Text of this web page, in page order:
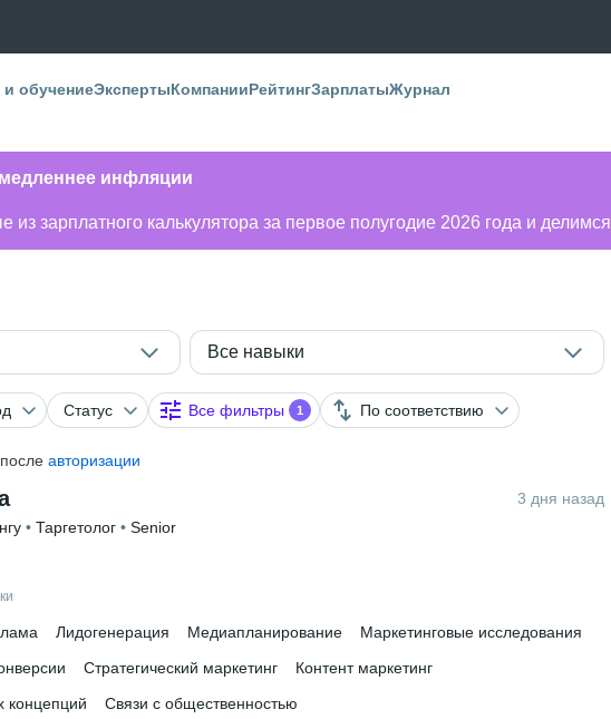
обучениеЭкспертыКомпанииРейтингЗарплатыЖурнал
инфляции
зарплатного калькулятора за первое полугодие 2026 года и делимся
Все навыки
Статус Все фильтры 1 По соответствию
авторизации
3 дня назад
• Таргетолог • Senior
Лидогенерация Медиапланирование
Маркетинговые исследования
Стратегический маркетинг
Контент маркетинг
концепций
Связи с общественностью